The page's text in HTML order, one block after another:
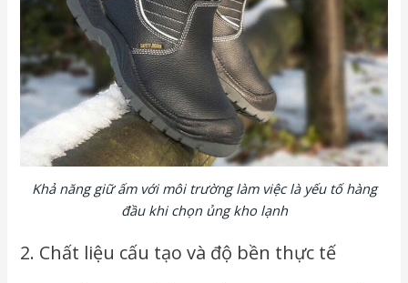
Khả năng giữ ấm với môi trường làm việc là yếu tố hàng
đầu khi chọn ủng kho lạnh
2. Chất liệu cấu tạo và độ bền thực tế